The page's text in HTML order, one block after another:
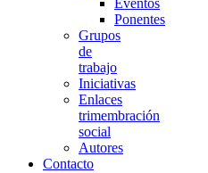
Eventos
Ponentes
Grupos
de
trabajo
Iniciativas
Enlaces
trimembración
social
Autores
Contacto